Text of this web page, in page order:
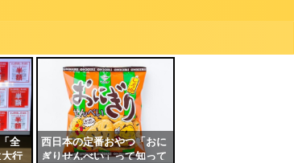
全
行
西日本の定番おやつ「おに
ぎりせんべい」って知って